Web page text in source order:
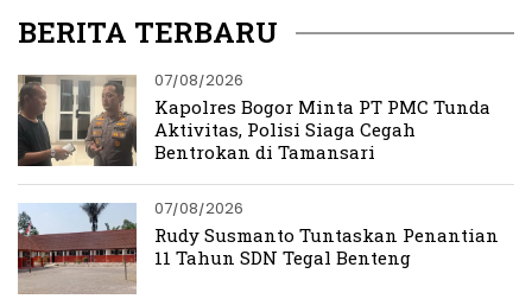
BERITA TERBARU
07/08/2026
Kapolres Bogor Minta PT PMC Tunda
Aktivitas, Polisi Siaga Cegah
Bentrokan di Tamansari
07/08/2026
Rudy Susmanto Tuntaskan Penantian
11 Tahun SDN Tegal Benteng